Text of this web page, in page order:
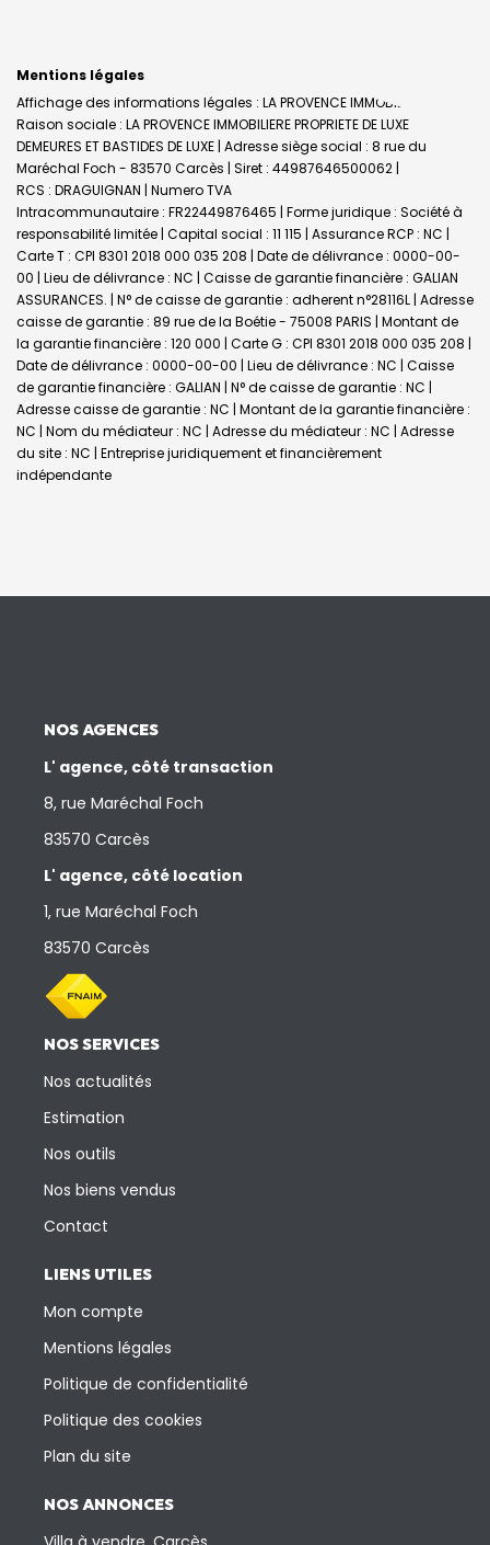
Mentions légales
Affichage des informations légales : LA PROVENCE IMMOBILIERE |
Raison sociale : LA PROVENCE IMMOBILIERE PROPRIETE DE LUXE
DEMEURES ET BASTIDES DE LUXE | Adresse siège social : 8 rue du
Maréchal Foch - 83570 Carcès | Siret : 44987646500062 |
RCS : DRAGUIGNAN | Numero TVA
Intracommunautaire : FR22449876465 | Forme juridique : Société à
responsabilité limitée | Capital social : 11 115 | Assurance RCP : NC |
Carte T : CPI 8301 2018 000 035 208 | Date de délivrance : 0000-00-
00 | Lieu de délivrance : NC | Caisse de garantie financière : GALIAN
ASSURANCES. | N° de caisse de garantie : adherent n°28116L | Adresse
caisse de garantie : 89 rue de la Boétie - 75008 PARIS | Montant de
la garantie financière : 120 000 | Carte G : CPI 8301 2018 000 035 208 |
Date de délivrance : 0000-00-00 | Lieu de délivrance : NC | Caisse
de garantie financière : GALIAN | N° de caisse de garantie : NC |
Adresse caisse de garantie : NC | Montant de la garantie financière :
NC | Nom du médiateur : NC | Adresse du médiateur : NC | Adresse
du site : NC | Entreprise juridiquement et financièrement
indépendante
NOS AGENCES
L' agence, côté transaction
8, rue Maréchal Foch
83570 Carcès
L' agence, côté location
1, rue Maréchal Foch
83570 Carcès
NOS SERVICES
Nos actualités
Estimation
Nos outils
Nos biens vendus
Contact
LIENS UTILES
Mon compte
Mentions légales
Politique de confidentialité
Politique des cookies
Plan du site
NOS ANNONCES